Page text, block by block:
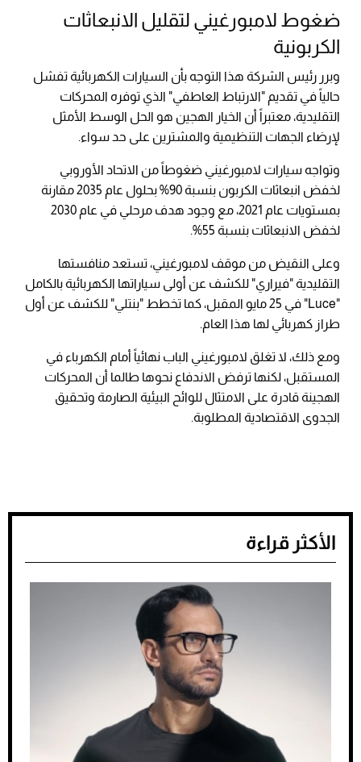
ضغوط لامبورغيني لتقليل الانبعاثات
الكربونية
وبرر رئيس الشركة هذا التوجه بأن السيارات الكهربائية تفشل
حالياً في تقديم "الارتباط العاطفي" الذي توفره المحركات
التقليدية، معتبراً أن الخيار الهجين هو الحل الوسط الأمثل
لإرضاء الجهات التنظيمية والمشترين على حد سواء.
وتواجه سيارات لامبورغيني ضغوطاً من الاتحاد الأوروبي
لخفض انبعاثات الكربون بنسبة 90% بحلول عام 2035 مقارنة
بمستويات عام 2021، مع وجود هدف مرحلي في عام 2030
لخفض الانبعاثات بنسبة 55%.
وعلى النقيض من موقف لامبورغيني، تستعد منافستها
التقليدية "فيراري" للكشف عن أولى سياراتها الكهربائية بالكامل
"Luce" في 25 مايو المقبل، كما تخطط "بنتلي" للكشف عن أول
طراز كهربائي لها هذا العام.
ومع ذلك، لا تغلق لامبورغيني الباب نهائياً أمام الكهرباء في
المستقبل، لكنها ترفض الاندفاع نحوها طالما أن المحركات
الهجينة قادرة على الامتثال للوائح البيئية الصارمة وتحقيق
الجدوى الاقتصادية المطلوبة.
الأكثر قراءة